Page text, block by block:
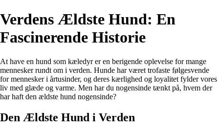
Verdens Ældste Hund: En
Fascinerende Historie
At have en hund som kæledyr er en berigende oplevelse for mange
mennesker rundt om i verden. Hunde har været trofaste følgesvende
for mennesker i årtusinder, og deres kærlighed og loyalitet fylder vores
liv med glæde og varme. Men har du nogensinde tænkt på, hvem der
har haft den ældste hund nogensinde?
Den Ældste Hund i Verden